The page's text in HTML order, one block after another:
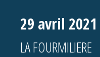
29 avril 2021
LA FOURMILIERE